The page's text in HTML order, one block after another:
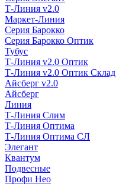
Т-Линия v2.0
Маркет-Линия
Серия Барокко
Серия Барокко Оптик
Тубус
Т-Линия v2.0 Оптик
Т-Линия v2.0 Оптик Склад
Айсберг v2.0
Айсберг
Линия
Т-Линия Слим
Т-Линия Оптима
Т-Линия Оптима СЛ
Элегант
Квантум
Подвесные
Профи Нео